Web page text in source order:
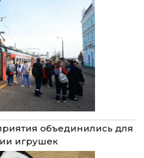
объединились для
игрушек